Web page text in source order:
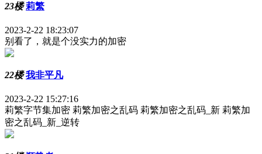
23楼 莉繁
2023-2-22 18:23:07
别看了，就是个没实力的加密
22楼 我非平凡
2023-2-22 15:27:16
莉繁字节集加密 莉繁加密之乱码 莉繁加密之乱码_新 莉繁加
密之乱码_新_逆转